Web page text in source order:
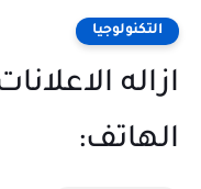
التكنولوجيا
ازاله
الهاتف: